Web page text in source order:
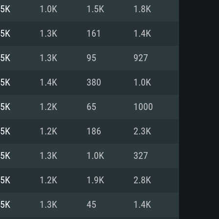
mais
com DirectX 11 ou superior;
ou superior, Radeon RX 570
(Intel Xeon não suportado)
Vega II ou superior com
banda larga.
de 6 meses) / equivalentes
com os drivers mais
1.0K 1.5K 1.8K
1.3K 161 1.4K
1.3K 95 927
1.4K 380 1.0K
1.2K 65 1000
1.2K 186 2.3K
1.3K 1.0K 327
1.2K 1.9K 2.8K
1.3K 45 1.4K